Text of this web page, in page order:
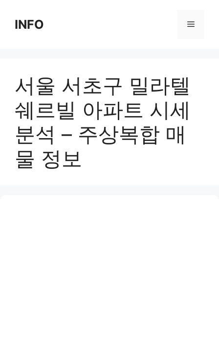
contentINFO Menu
서울 서초구 밀라텔
쉐르빌 아파트 시세
분석 – 주상복합 매
물 정보